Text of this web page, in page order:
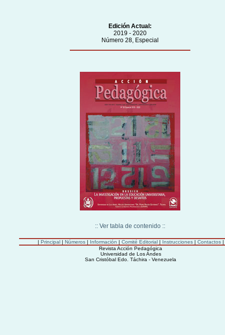
Edición Actual:
2019 - 2020
Número 28, Especial
:: Ver tabla de contenido ::
| Principal| Números| Información | Comité Editorial | Instrucciones| Contactos|
Revista Acción Pedagógica
Universidad de Los Andes
San Cristóbal Edo. Táchira - Venezuela